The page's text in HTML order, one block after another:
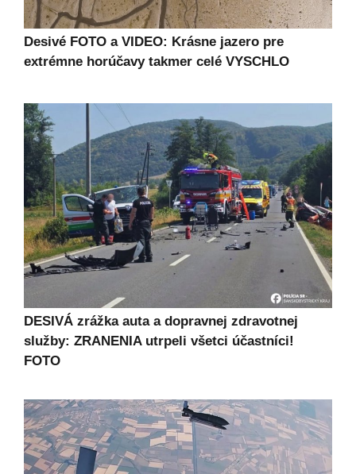
Desivé FOTO a VIDEO: Krásne jazero pre
extrémne horúčavy takmer celé VYSCHLO
DESIVÁ zrážka auta a dopravnej zdravotnej
služby: ZRANENIA utrpeli všetci účastníci!
FOTO